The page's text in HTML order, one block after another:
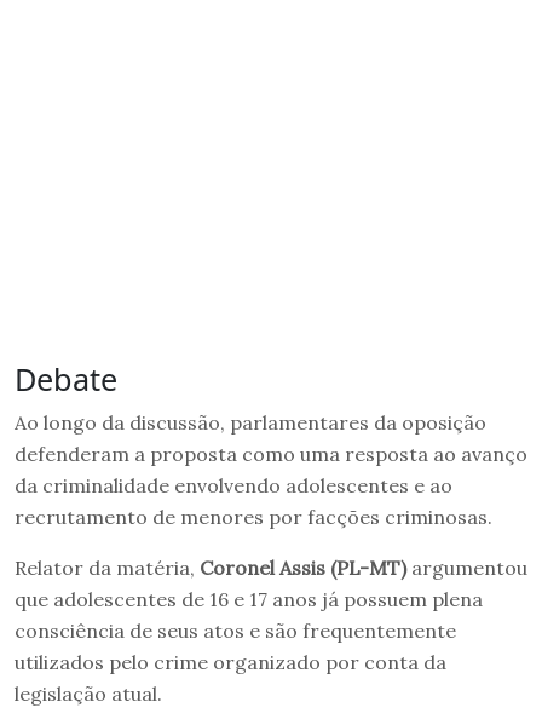
Debate
Ao longo da discussão, parlamentares da oposição
defenderam a proposta como uma resposta ao avanço
da criminalidade envolvendo adolescentes e ao
recrutamento de menores por facções criminosas.
Relator da matéria, Coronel Assis (PL-MT) argumentou
que adolescentes de 16 e 17 anos já possuem plena
consciência de seus atos e são frequentemente
utilizados pelo crime organizado por conta da
legislação atual.